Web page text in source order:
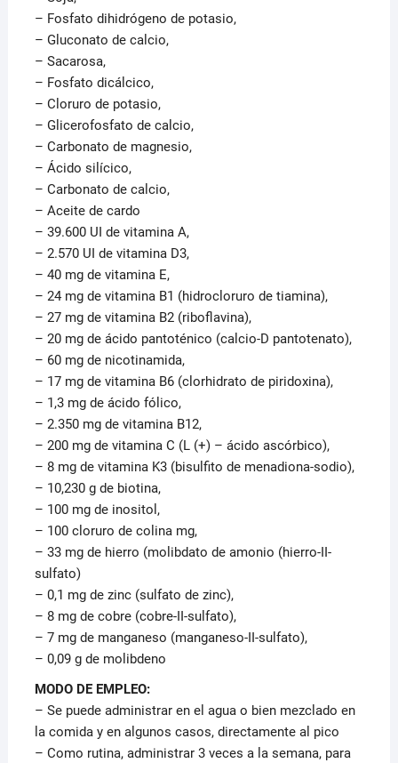
– Fosfato dihidrógeno de potasio,
– Gluconato de calcio,
– Sacarosa,
– Fosfato dicálcico,
– Cloruro de potasio,
– Glicerofosfato de calcio,
– Carbonato de magnesio,
– Ácido silícico,
– Carbonato de calcio,
– Aceite de cardo
– 39.600 UI de vitamina A,
– 2.570 UI de vitamina D3,
– 40 mg de vitamina E,
– 24 mg de vitamina B1 (hidrocloruro de tiamina),
– 27 mg de vitamina B2 (riboflavina),
– 20 mg de ácido pantoténico (calcio-D pantotenato),
– 60 mg de nicotinamida,
– 17 mg de vitamina B6 (clorhidrato de piridoxina),
– 1,3 mg de ácido fólico,
– 2.350 mg de vitamina B12,
– 200 mg de vitamina C (L (+) – ácido ascórbico),
– 8 mg de vitamina K3 (bisulfito de menadiona-sodio),
– 10,230 g de biotina,
– 100 mg de inositol,
– 100 cloruro de colina mg,
– 33 mg de hierro (molibdato de amonio (hierro-II-
sulfato)
– 0,1 mg de zinc (sulfato de zinc),
– 8 mg de cobre (cobre-II-sulfato),
– 7 mg de manganeso (manganeso-II-sulfato),
– 0,09 g de molibdeno
MODO DE EMPLEO:
– Se puede administrar en el agua o bien mezclado en
la comida y en algunos casos, directamente al pico
– Como rutina, administrar 3 veces a la semana, para